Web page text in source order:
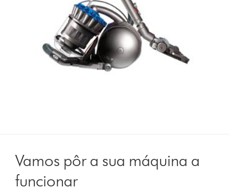
Vamos pôr a sua máquina a
funcionar